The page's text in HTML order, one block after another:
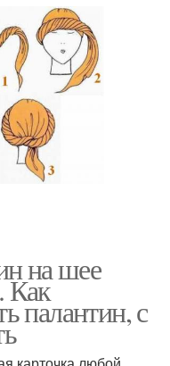
на шее
Как
палантин, с